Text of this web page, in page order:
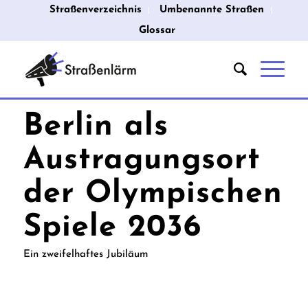
Straßenverzeichnis
Umbenannte Straßen
Glossar
Berlin als
Austragungsort
der Olympischen
Spiele 2036
Ein zweifelhaftes Jubiläum